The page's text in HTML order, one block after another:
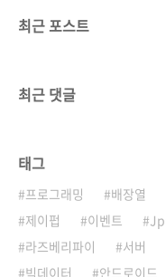
최근 포스트
최근 댓글
태그
프로그래밍 배장열
제이펍
이벤트
라즈베리파이
서버
빅데이터
안드로이드